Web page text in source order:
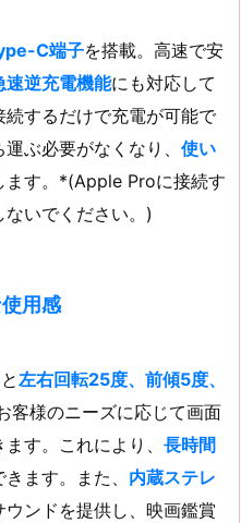
C端子を搭載。高速で安
速逆充電機能にも対応して
するだけで充電が可能で
ぶ必要がなくなり、 使い
ます。*(Apple Proに接続す
いでください。)
用感
と左右回転25度、前傾5度、
客様のニーズに応じて画面
す。これにより、 長時間
きます。また、 内蔵ステレ
ウンドを提供し、映画鑑賞